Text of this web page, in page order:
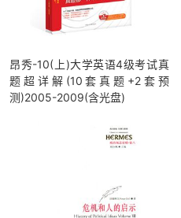
昂秀-10(上)大学英语4级考试真
题超详解(10套真题+2套预
测)2005-2009(含光盘)